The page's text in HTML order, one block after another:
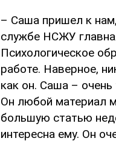
– Саша пришел к
службе НСЖУ
Психологическое
работе. Наверное,
как он. Саша – очень
Он любой материал
большую статью
интересна ему. Он